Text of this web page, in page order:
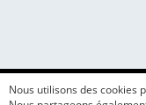
Nous utilisons des cookies